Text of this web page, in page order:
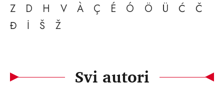
Z
D H V À Ç É Ó Ö Ü Ć
Č
Đ
İ Š Ž
Svi autori